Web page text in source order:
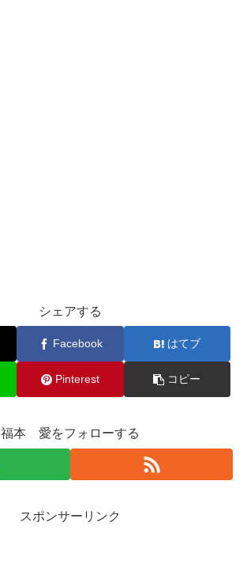
シェアする
Facebook はてブ
Pinterest コピー
福本 愛をフォローする
スポンサーリンク